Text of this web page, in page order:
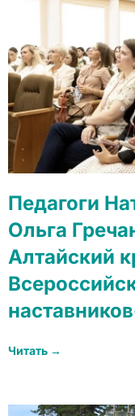
Педагоги
Ольга
Алтайский
Читать →